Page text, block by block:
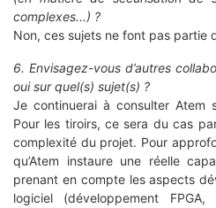
complexes...) ?
Non, ces sujets ne font pas partie
6. Envisagez-vous d’autres
oui sur quel(s) sujet(s) ?
Je continuerai à consulter Atem
Pour les tiroirs, ce sera du cas
complexité du projet. Pour
qu’Atem instaure une réelle
prenant en compte les aspects
logiciel (développement